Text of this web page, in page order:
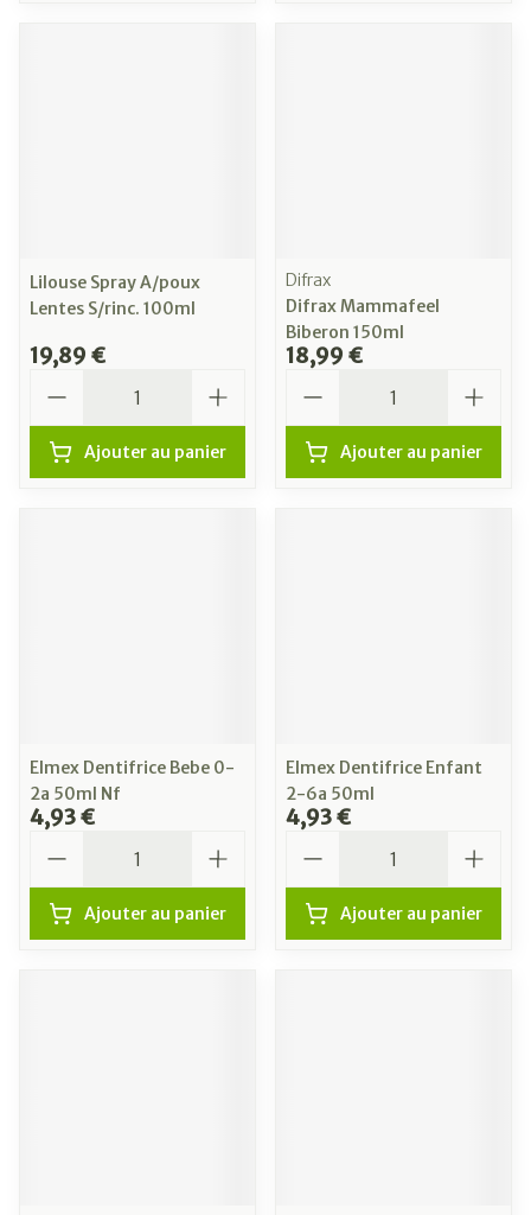
Lilouse Spray A/poux
Lentes S/rinc. 100ml
19,89 €
Ajouter au panier
Difrax
Difrax Mammafeel
Biberon 150ml
18,99 €
Ajouter au panier
Elmex Dentifrice Bebe 0-
2a 50ml Nf
4,93 €
Ajouter au panier
Elmex Dentifrice Enfant
2-6a 50ml
4,93 €
Ajouter au panier